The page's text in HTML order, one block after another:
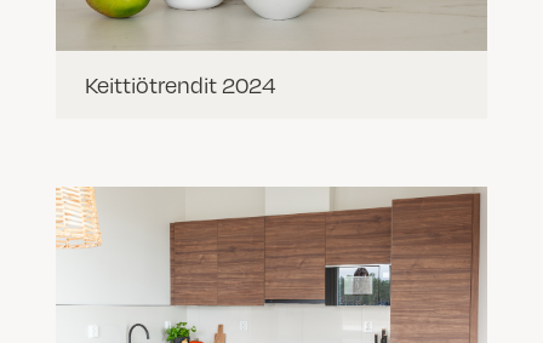
Keittiötrendit 2024